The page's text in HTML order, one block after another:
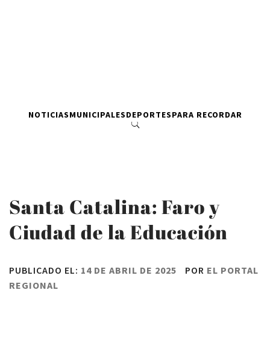
NOTICIASMUNICIPALESDEPORTESPARA RECORDAR
Santa Catalina: Faro y
Ciudad de la Educación
PUBLICADO EL: 14 DE ABRIL DE 2025 POR EL PORTAL
REGIONAL